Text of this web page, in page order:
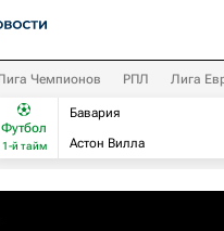
Чемпионов РПЛ Лига
Футбол
1-й тайм
Бавария
Астон Вилла